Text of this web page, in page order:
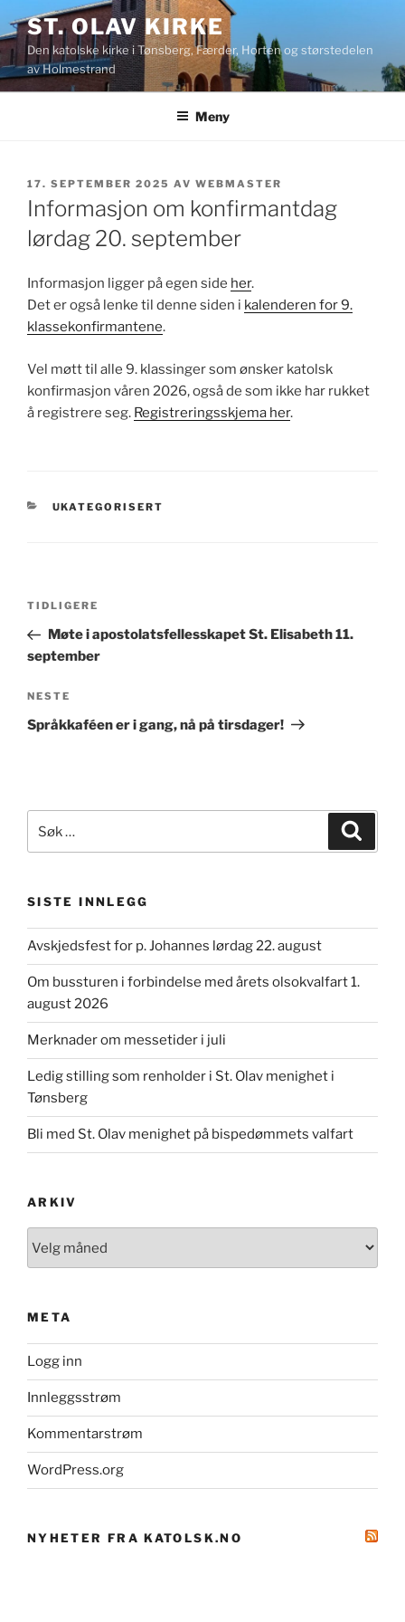
til
innhold
ST. OLAV KIRKE
Den katolske kirke i Tønsberg, Færder, Horten og størstedelen
av Holmestrand
Meny
PUBLISERT
17. SEPTEMBER 2025 AV WEBMASTER
Informasjon om konfirmantdag
lørdag 20. september
Informasjon ligger på egen side her.
Det er også lenke til denne siden i kalenderen for 9.
klassekonfirmantene.
Vel møtt til alle 9. klassinger som ønsker katolsk
konfirmasjon våren 2026, også de som ikke har rukket
å registrere seg. Registreringsskjema her.
KATEGORIER
UKATEGORISERT
Innleggsnavigasjon
Forrige
innlegg
TIDLIGERE
Møte i apostolatsfellesskapet St. Elisabeth 11.
september
Neste
innlegg
NESTE
Språkkaféen er i gang, nå på tirsdager!
etter:
SISTE INNLEGG
Avskjedsfest for p. Johannes lørdag 22. august
Om bussturen i forbindelse med årets olsokvalfart 1.
august 2026
Merknader om messetider i juli
Ledig stilling som renholder i St. Olav menighet i
Tønsberg
Bli med St. Olav menighet på bispedømmets valfart
ARKIV
META
Logg inn
Innleggsstrøm
Kommentarstrøm
WordPress.org
NYHETER FRA KATOLSK.NO